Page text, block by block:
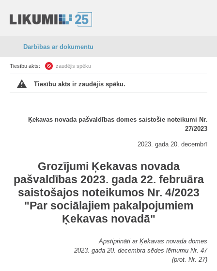
Darbības ar dokumentu
Tiesību akts: zaudējis spēku
Tiesību akts ir zaudējis spēku.
Ķekavas novada pašvaldības domes saistošie noteikumi Nr.
27/2023
2023. gada 20. decembrī
Grozījumi Ķekavas novada
pašvaldības 2023. gada 22. februāra
saistošajos noteikumos Nr. 4/2023
"Par sociālajiem pakalpojumiem
Ķekavas novadā"
Apstiprināti ar Ķekavas novada domes
2023. gada 20. decembra sēdes lēmumu Nr. 47
(prot. Nr. 27)